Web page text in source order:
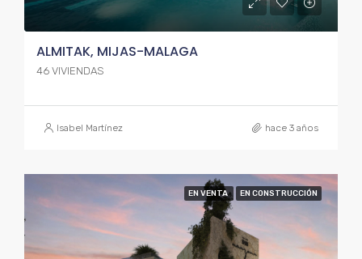
ALMITAK, MIJAS-MALAGA
46 VIVIENDAS
Isabel Martínez hace 3 años
EN VENTA EN CONSTRUCCIÓN